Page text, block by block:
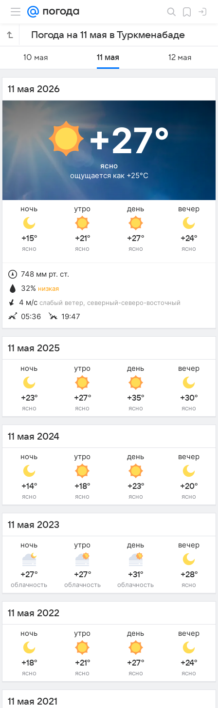
Погода на 11 мая в Туркменабаде
10 мая 11 мая 12 мая
11 мая 2026
+27°
ясно
ощущается как +25°C
ночь
+15°
ясно
утро
+21°
ясно
день
+27°
ясно
вечер
+24°
ясно
748 мм рт. ст.
32% низкая
4 м/с слабый ветер , северный-северо-восточный
05:36 19:47
11 мая 2025
ночь
+23°
ясно
утро
+27°
ясно
день
+35°
ясно
вечер
+30°
ясно
11 мая 2024
ночь
+14°
ясно
утро
+18°
ясно
день
+23°
ясно
вечер
+20°
ясно
11 мая 2023
ночь
+27°
облачность
утро
+27°
облачность
день
+31°
облачность
вечер
+28°
ясно
11 мая 2022
ночь
+18°
ясно
утро
+21°
ясно
день
+27°
ясно
вечер
+24°
ясно
11 мая 2021